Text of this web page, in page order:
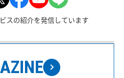
スの紹介を発信しています